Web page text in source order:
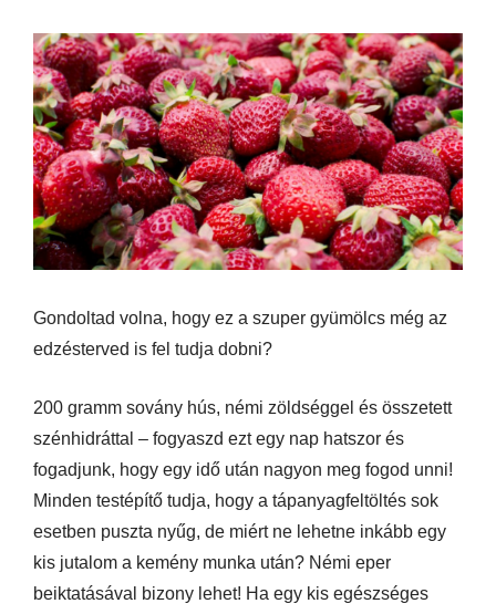
Gondoltad volna, hogy ez a szuper gyümölcs még az
edzésterved is fel tudja dobni?
200 gramm sovány hús, némi zöldséggel és összetett
szénhidráttal – fogyaszd ezt egy nap hatszor és
fogadjunk, hogy egy idő után nagyon meg fogod unni!
Minden testépítő tudja, hogy a tápanyagfeltöltés sok
esetben puszta nyűg, de miért ne lehetne inkább egy
kis jutalom a kemény munka után? Némi eper
beiktatásával bizony lehet! Ha egy kis egészséges